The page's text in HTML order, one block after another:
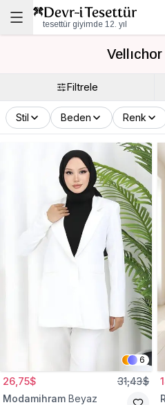
tesettür giyimde 12. yıl
Filtrele
Stil Beden Renk
6
26,75$ 31,43$
Modamihram Beyaz